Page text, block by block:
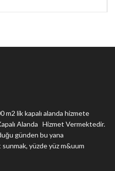
m2 lik kapalı alanda hizmete
Alanda Hizmet Vermektedir.
günden bu yana
yüzde yüz m&uum